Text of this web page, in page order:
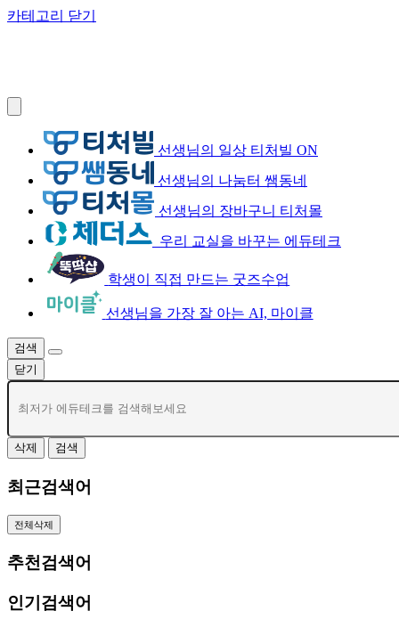
카테고리 닫기
선생님의 일상 티처빌 ON
선생님의 나눔터 쌤동네
선생님의 장바구니 티처몰
우리 교실을 바꾸는 에듀테크
학생이 직접 만드는 굿즈수업
선생님을 가장 잘 아는 AI, 마이클
검색
닫기
삭제 검색
최근검색어
전체삭제
추천검색어
인기검색어